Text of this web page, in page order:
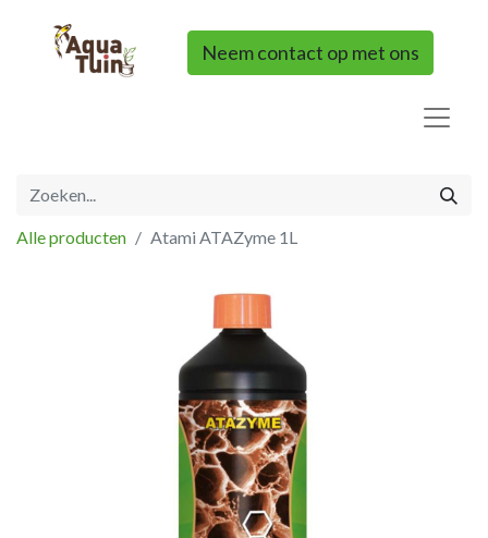
Neem contact op met ons
Alle producten Atami ATAZyme 1L